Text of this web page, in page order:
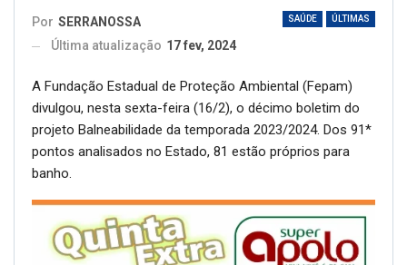
SAÚDE ÚLTIMAS
Por SERRANOSSA
Última atualização 17 fev, 2024
A Fundação Estadual de Proteção Ambiental (Fepam)
divulgou, nesta sexta-feira (16/2), o décimo boletim do
projeto Balneabilidade da temporada 2023/2024. Dos 91*
pontos analisados no Estado, 81 estão próprios para
banho.